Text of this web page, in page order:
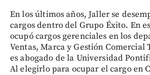
En los últimos años, Jaller se
cargos dentro del Grupo Éxito. En
ocupó cargos gerenciales en los
Ventas, Marca y Gestión Comercial
es abogado de la Universidad
Al elegirlo para ocupar el cargo en